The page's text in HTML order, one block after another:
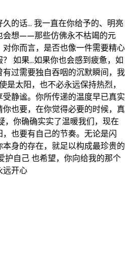
的话... 我一直在你给予的、明亮
会想——那些仿佛永不枯竭的元
你而言，是否也像一件需要精心
如果...如果你也会感到疲惫，如
过需要独自吞咽的沉默瞬间，我
是太阳，也不必永远保持热烈，
静谧。你所传递的温度早已真实
也要，在你觉得必要的时候，真
，你确确实实了温暖我们，现在
也要有自己的节奏。无论是闪
身的存在，就足以构成最珍贵的
护自己 也希望，你向给我的那个
远开心